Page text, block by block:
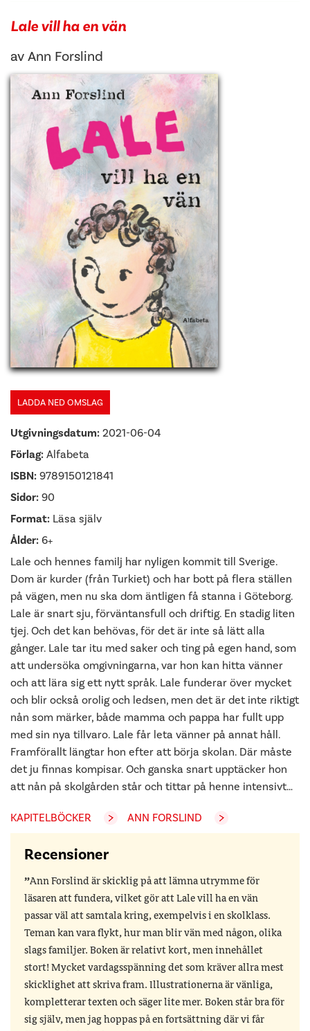
Lale vill ha en vän
av Ann Forslind
LADDA NED OMSLAG
Utgivningsdatum: 2021-06-04
Förlag: Alfabeta
ISBN: 9789150121841
Sidor: 90
Format: Läsa själv
Ålder: 6+
Lale och hennes familj har nyligen kommit till Sverige.
Dom är kurder (från Turkiet) och har bott på flera ställen
på vägen, men nu ska dom äntligen få stanna i Göteborg.
Lale är snart sju, förväntansfull och driftig. En stadig liten
tjej. Och det kan behövas, för det är inte så lätt alla
gånger. Lale tar itu med saker och ting på egen hand, som
att undersöka omgivningarna, var hon kan hitta vänner
och att lära sig ett nytt språk. Lale funderar över mycket
och blir också orolig och ledsen, men det är det inte riktigt
nån som märker, både mamma och pappa har fullt upp
med sin nya tillvaro. Lale får leta vänner på annat håll.
Framförallt längtar hon efter att börja skolan. Där måste
det ju finnas kompisar. Och ganska snart upptäcker hon
att nån på skolgården står och tittar på henne intensivt…
KAPITELBÖCKER ANN FORSLIND
Recensioner
Ann Forslind är skicklig på att lämna utrymme för
läsaren att fundera, vilket gör att Lale vill ha en vän
passar väl att samtala kring, exempelvis i en skolklass.
Teman kan vara flykt, hur man blir vän med någon, olika
slags familjer. Boken är relativt kort, men innehållet
stort! Mycket vardagsspänning det som kräver allra mest
skicklighet att skriva fram. Illustrationerna är vänliga,
kompletterar texten och säger lite mer. Boken står bra för
sig själv, men jag hoppas på en fortsättning där vi får